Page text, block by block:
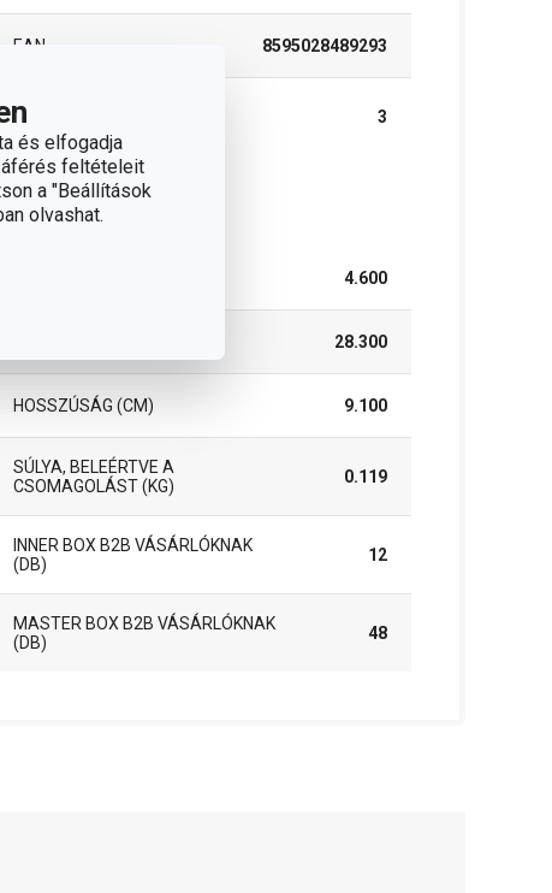
és elfogadja
feltételeit
a "Beállítások
olvashat.
EAN 8595028489293
A GARANCIÁLIS
IDŐSZAK (ÉVEKBEN)
3
4.600
28.300
HOSSZÚSÁG (CM) 9.100
SÚLYA, BELEÉRTVE A
CSOMAGOLÁST (KG)
0.119
INNER BOX B2B VÁSÁRLÓKNAK
(DB)
12
MASTER BOX B2B VÁSÁRLÓKNAK
(DB)
48